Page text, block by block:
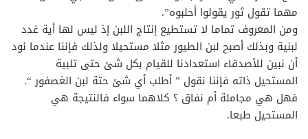
مهما تقول ثور يقولوا أحلبوه”.
ومن المعروف تماما لا تستطيع إنتاج اللبن إذ ليس لها أية غدد
لبنية وبذلك أصبح لبن الطيور مثلا مستحيلا ولذلك فإننا عندما نود
أن نبين للأصدقاء استعدادنا للقيام بكل شئ حتى تلبية
المستحيل ذاته فإننا نقول ” أطلب أي شئ حتة لبن الغصفور “.
فهل هي مجاملة أم نفاق ؟ كلاهما سواء فالنتيجة هي
المستحيل طبعا.